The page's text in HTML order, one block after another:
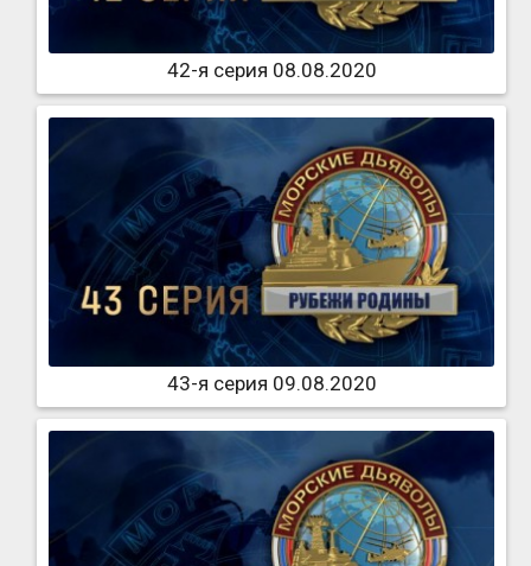
42-я серия 08.08.2020
43-я серия 09.08.2020